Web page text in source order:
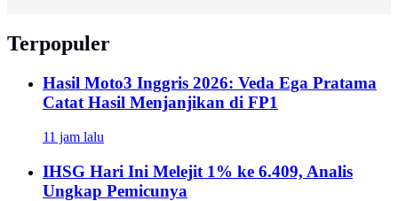
Terpopuler
Hasil Moto3 Inggris 2026: Veda Ega Pratama
Catat Hasil Menjanjikan di FP1
11 jam lalu
IHSG Hari Ini Melejit 1% ke 6.409, Analis
Ungkap Pemicunya